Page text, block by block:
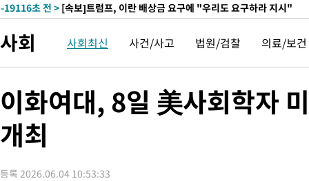
-19116초 전 > [속보]트럼프, 이란 배상금 요구에 "우리도 요구하라 지시"
-19116초 전 >
[속보]트럼프, 이란 배상금 요구에 "우리도 요구하라 지시"
사회 사회최신 사건/사고 법원/검찰 의료/보건
이화여대, 8일 美사회학자
개최
등록 2026.06.04 10:53:33